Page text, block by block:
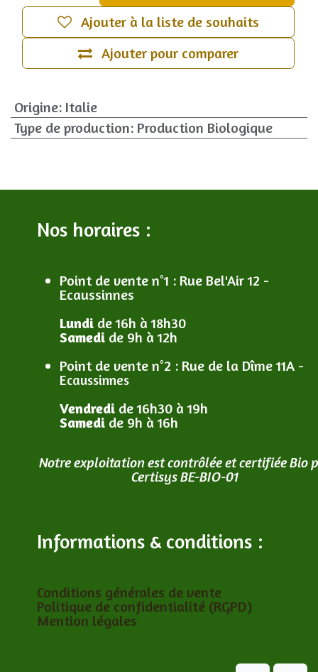
Ajouter pour comparer
Ajouter à la liste de souhaits
Origine: Italie
Type de production: Production Biologique
Nos horaires :
Point de vente n°1 : Rue Bel'Air 12 -
Ecaussinnes
Lundi de 16h à 18h30
Samedi de 9h à 12h
Point de vente n°2 : Rue de la Dîme 11A -
Ecaussinnes
Vendredi de 16h30 à 19h
Samedi de 9h à 16h
Notre exploitation est contrôlée et certifiée Bio
Certisys BE-BIO-01
Informations & conditions :
Conditions générales de vente
Politique de confidentialité (RGPD)
Mention légales